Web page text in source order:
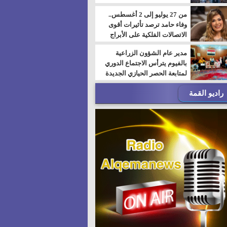
من 27 يوليو إلى 2 أغسطس..
وفاء حامد ترصد تأثيرات أقوى
الاتصالات الفلكية على الأبراج
مدير عام الشؤون الزراعية
بالفيوم يترأس الاجتماع الدوري
لمتابعة الحصر الحيازي الجديدة
راديو القمة